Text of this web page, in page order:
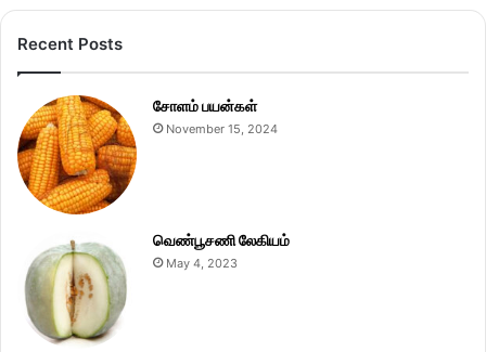
Recent Posts
சோளம் பயன்கள்
November 15, 2024
வெண்பூசணி லேகியம்
May 4, 2023